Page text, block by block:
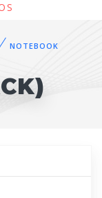
NOTEBOOK